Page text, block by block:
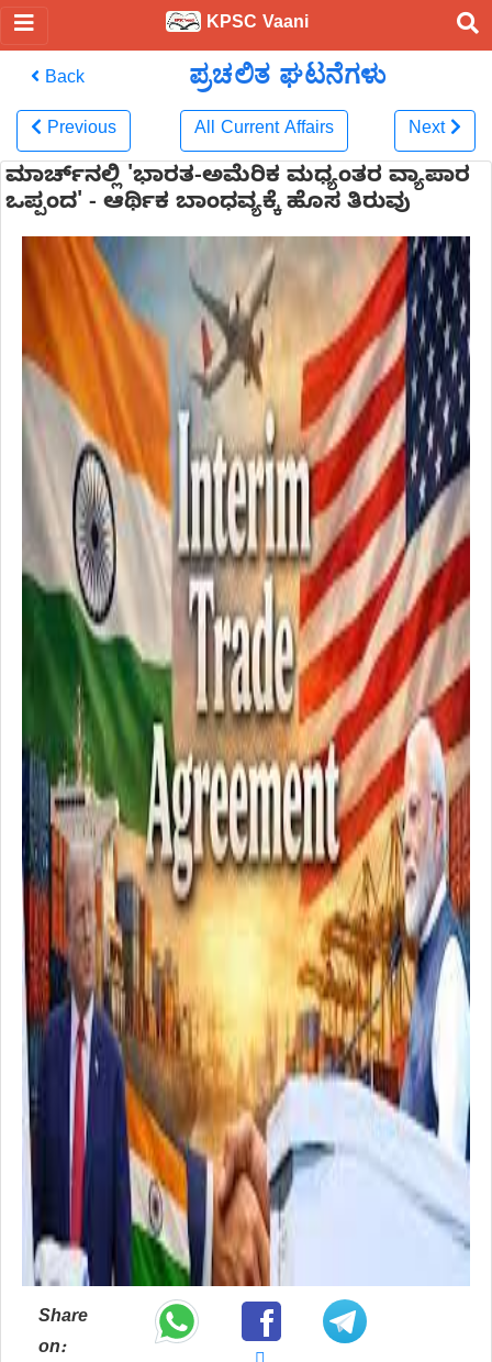
KPSC Vaani
Back ಪ್ರಚಲಿತ ಘಟನೆಗಳು
Previous All Current Affairs Next
ಮಾರ್ಚ್‌ನಲ್ಲಿ 'ಭಾರತ-ಅಮೆರಿಕ ಮಧ್ಯಂತರ ವ್ಯಾಪಾರ
ಒಪ್ಪಂದ' - ಆರ್ಥಿಕ ಬಾಂಧವ್ಯಕ್ಕೆ ಹೊಸ ತಿರುವು
Share
on: